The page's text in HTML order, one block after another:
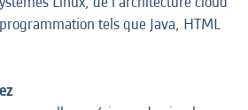
tels que Java, HTML